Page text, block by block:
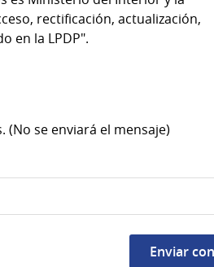
rectificación, actualización,
en la LPDP".
se enviará el mensaje)